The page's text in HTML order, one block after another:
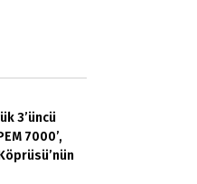
3’üncü
7000’,